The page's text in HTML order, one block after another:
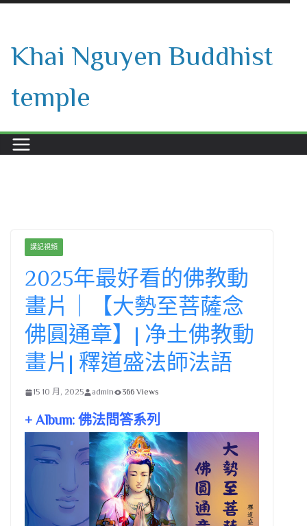
content
Khai Nguyen Buddhist
temple
講記視頻
2025年最好看的佛教動
畫片｜【大勢至菩薩念
佛圓通章】| 净土佛教動
畫片| 釋道盛法師法語
15 10 月, 2025 admin 366 Views
+ Album: 佛法問答系列